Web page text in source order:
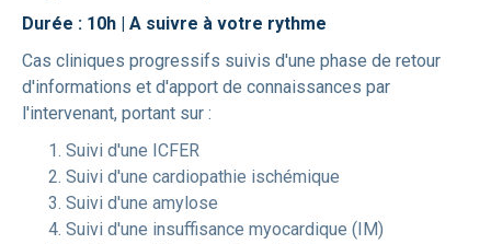
Durée : 10h | A suivre à votre rythme
Cas cliniques progressifs suivis d'une phase de retour
d'informations et d'apport de connaissances par
l'intervenant, portant sur :
Suivi d'une ICFER
Suivi d'une cardiopathie ischémique
Suivi d'une amylose
Suivi d'une insuffisance myocardique (IM)